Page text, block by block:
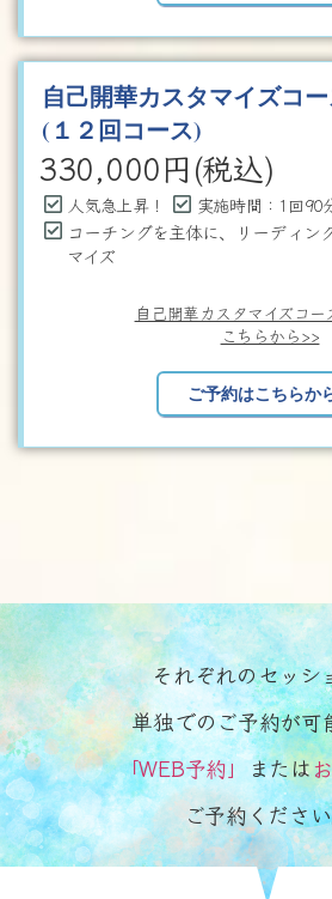
自己開華カスタマイズコ
(１２回コース)
330,000円(税込)
人気急上昇！ 実施時間：1回90
コーチングを主体に、リーディン
マイズ
自己開華カスタマイズコー
こちらから>>
ご予約はこちらか
それぞれのセッシ
単独でのご予約が可
「WEB予約」または
ご予約くださ